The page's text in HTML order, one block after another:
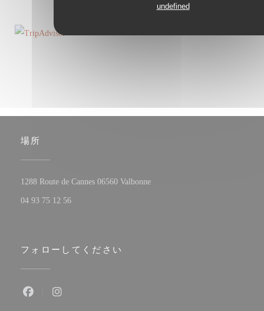
undefined
場所
1288 Route de Cannes 06560 Valbonne((新しいウィンドウで開きま
04 93 75 12 56
フォローしてください